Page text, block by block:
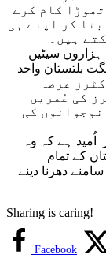
کام کرے
کر اپنے ہی
ہیں۔
سیٹیں
بلتستان واحد
کے قریب ڈاکٹرز عرصہ
کی عُمریں
نوجوانوں کی
اُمید ہے کہ وہ
کے تمام
دھرنا دینے
Sharing is caring!
Facebook